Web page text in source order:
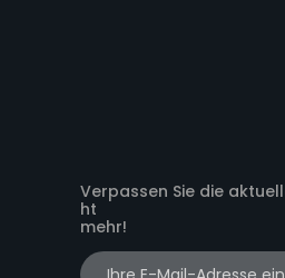
Verpassen Sie die
ht
mehr!